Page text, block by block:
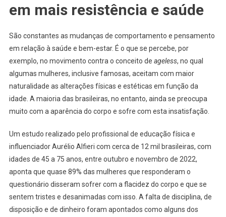
em mais resistência e saúde
São constantes as mudanças de comportamento e pensamento
em relação à saúde e bem-estar. É o que se percebe, por
exemplo, no movimento contra o conceito de ageless, no qual
algumas mulheres, inclusive famosas, aceitam com maior
naturalidade as alterações físicas e estéticas em função da
idade. A maioria das brasileiras, no entanto, ainda se preocupa
muito com a aparência do corpo e sofre com esta insatisfação.
Um estudo realizado pelo profissional de educação física e
influenciador Aurélio Alfieri com cerca de 12 mil brasileiras, com
idades de 45 a 75 anos, entre outubro e novembro de 2022,
aponta que quase 89% das mulheres que responderam o
questionário disseram sofrer com a flacidez do corpo e que se
sentem tristes e desanimadas com isso. A falta de disciplina, de
disposição e de dinheiro foram apontados como alguns dos